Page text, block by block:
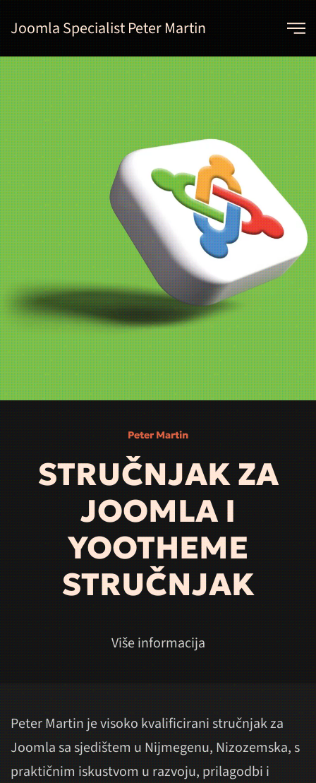
Skip to main content
Joomla Specialist Peter Martin
Peter Martin
STRUČNJAK ZA
JOOMLA I
YOOTHEME
STRUČNJAK
Više informacija
Peter Martin je visoko kvalificirani stručnjak za
Joomla sa sjedištem u Nijmegenu, Nizozemska, s
praktičnim iskustvom u razvoju, prilagodbi i